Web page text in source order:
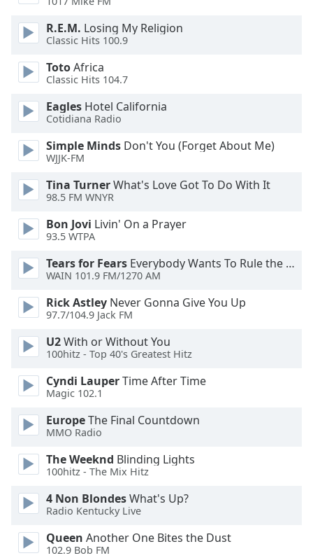
dialog
window.
cancel
and
close
window.
Text
Color
Opacity
Color
Opacity
Caption
Area
Background
Color
Opacity
Font
R.E.M. Losing My Religion
Classic Hits 100.9
TotoAfrica
Classic Hits 104.7
Eagles Hotel California
Cotidiana Radio
Simple Minds Don't You (Forget About Me)
WJJK-FM
Tina TurnerWhat's Love Got To Do With It
98.5 FM WNYR
Bon Jovi Livin' On a Prayer
93.5 WTPA
Tears for Fears Everybody Wants To Rule the World
WAIN 101.9 FM/1270 AM
Rick Astley Never Gonna Give You Up
97.7/104.9 Jack FM
U2With or Without You
100hitz - Top 40's Greatest Hitz
Cyndi LauperTime After Time
Magic 102.1
EuropeThe Final Countdown
MMO Radio
The Weeknd Blinding Lights
100hitz - The Mix Hitz
4 Non BlondesWhat's Up?
Radio Kentucky Live
Queen Another One Bites the Dust
102.9 Bob FM